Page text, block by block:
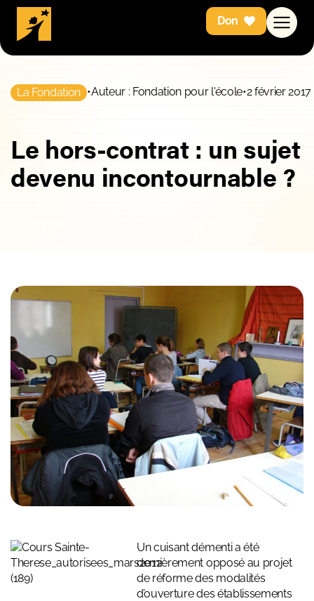
Don
La Fondation •Auteur : Fondation pour l'école•2 février 2017
Le hors-contrat : un sujet
devenu incontournable ?
Un cuisant démenti a été
dernièrement opposé au projet
de réforme des modalités
d’ouverture des établissements